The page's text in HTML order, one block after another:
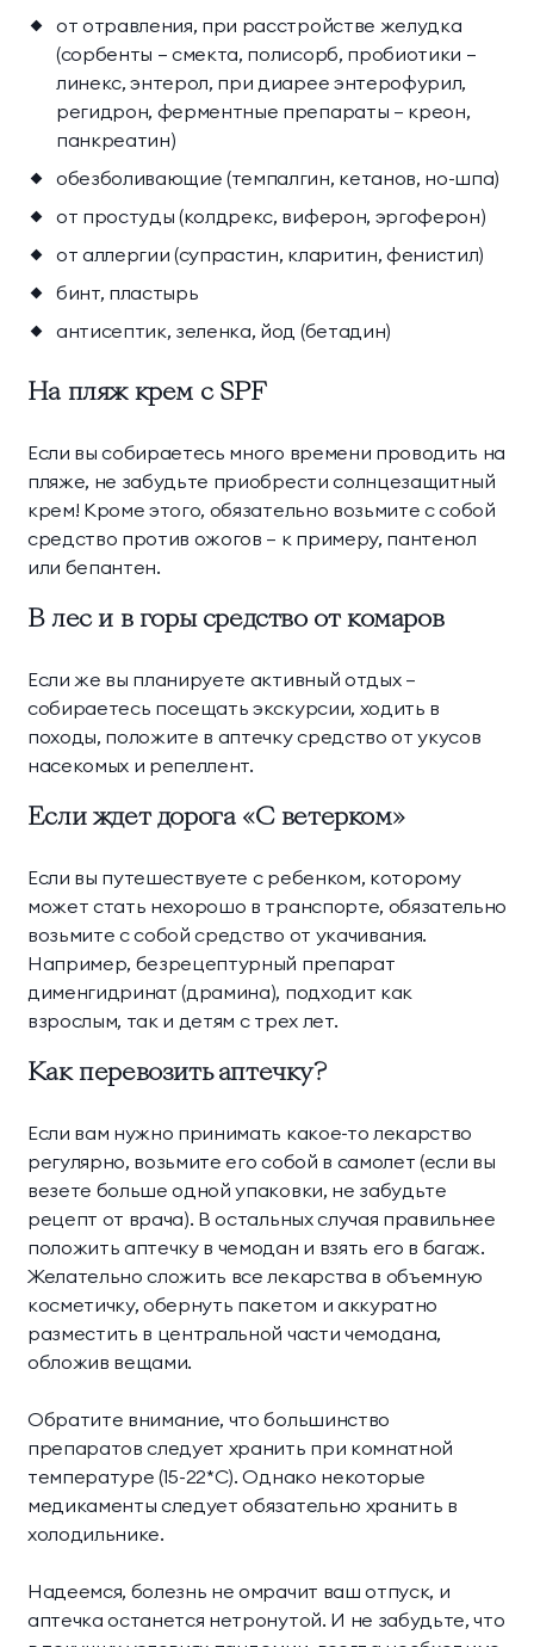
от отравления, при расстройстве желудка
(сорбенты – смекта, полисорб, пробиотики –
линекс, энтерол, при диарее энтерофурил,
регидрон, ферментные препараты – креон,
панкреатин)
обезболивающие (темпалгин, кетанов, но-шпа)
от простуды (колдрекс, виферон, эргоферон)
от аллергии (супрастин, кларитин, фенистил)
бинт, пластырь
антисептик, зеленка, йод (бетадин)
На пляж крем с SPF
Если вы собираетесь много времени проводить на
пляже, не забудьте приобрести солнцезащитный
крем! Кроме этого, обязательно возьмите с собой
средство против ожогов – к примеру, пантенол
или бепантен.
В лес и в горы средство от комаров
Если же вы планируете активный отдых –
собираетесь посещать экскурсии, ходить в
походы, положите в аптечку средство от укусов
насекомых и репеллент.
Если ждет дорога «С ветерком»
Если вы путешествуете с ребенком, которому
может стать нехорошо в транспорте, обязательно
возьмите с собой средство от укачивания.
Например, безрецептурный препарат
дименгидринат (драмина), подходит как
взрослым, так и детям с трех лет.
Как перевозить аптечку?
Если вам нужно принимать какое-то лекарство
регулярно, возьмите его собой в самолет (если вы
везете больше одной упаковки, не забудьте
рецепт от врача). В остальных случая правильнее
положить аптечку в чемодан и взять его в багаж.
Желательно сложить все лекарства в объемную
косметичку, обернуть пакетом и аккуратно
разместить в центральной части чемодана,
обложив вещами.
Обратите внимание, что большинство
препаратов следует хранить при комнатной
температуре (15-22*С). Однако некоторые
медикаменты следует обязательно хранить в
холодильнике.
Надеемся, болезнь не омрачит ваш отпуск, и
аптечка останется нетронутой. И не забудьте, что